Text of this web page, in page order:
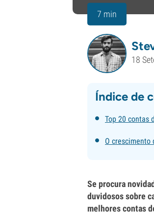
7 min
18
Índice de
Top 20 contas
O crescimento
Se procura
duvidosos sobre
melhores contas